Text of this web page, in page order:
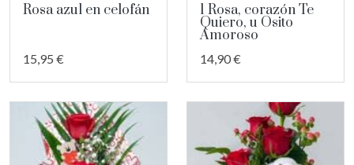
Rosa azul en celofán
15,95 €
1 Rosa, corazón Te
Quiero, u Osito
Amoroso
14,90 €